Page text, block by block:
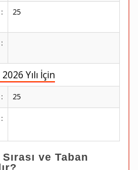
: 25
:
Yılı İçin
: 25
:
ve Taban